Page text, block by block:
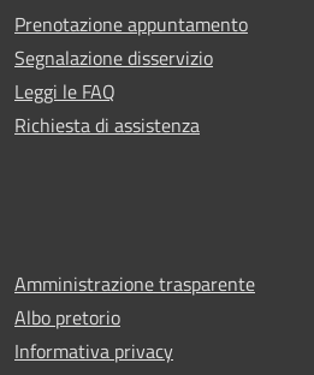
Prenotazione appuntamento
Segnalazione disservizio
Leggi le FAQ
Richiesta di assistenza
Amministrazione trasparente
Albo pretorio
Informativa privacy